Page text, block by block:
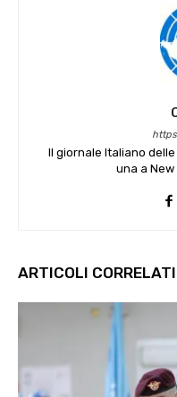
Il giornale Italiano
una a New
ARTICOLI CORRELATI